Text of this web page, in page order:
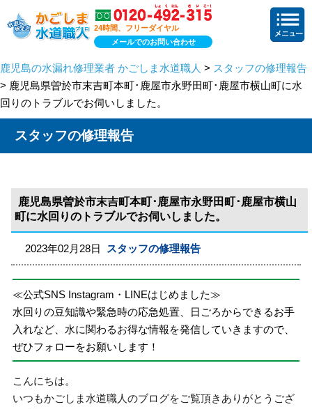
24時間、フリーダイヤル
メールでのお問い合わせ
鹿児島の水漏れ修理業者 かごしま水道職人 > スタッフの修理報告
> 鹿児島県曽於市末吉町本町･鹿屋市永野田町･鹿屋市横山町に水
回りのトラブルでお伺いしました。
スタッフの修理報告
鹿児島県曽於市末吉町本町･鹿屋市永野田町･鹿屋市横山
町に水回りのトラブルでお伺いしました。
2023年02月28日 スタッフの修理報告
≪公式SNS Instagram・LINEはじめました≫
水回りの豆知識や緊急時の応急処置、日ごろからできるお手
入れなど、水に関わるお得な情報を発信していきますので、
ぜひフォローをお願いします！
こんにちは。
いつもかごしま水道職人のブログをご覧頂きありがとうござ